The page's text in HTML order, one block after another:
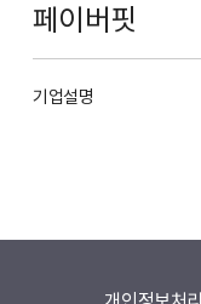
페이버핏
기업설명